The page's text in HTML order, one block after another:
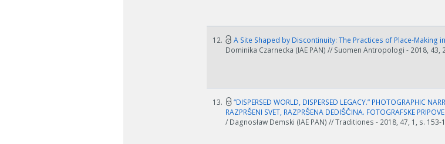
W zależności od ilości danych do przetworzenia
Jeśli generowanie trwa zbyt długo można ograniczyć
12. A Site Shaped by Discontinuity: The Practices of Place-Making
Dominika Czarnecka (IAE PAN) // Suomen Antropologi - 2018, 43,
13.
“DISPERSED WORLD, DISPERSED LEGACY.” PHOTOGRAPHIC
RAZPRŠENI SVET, RAZPRŠENA DEDIŠČINA. FOTOGRAFSKE
/ Dagnosław Demski (IAE PAN) // Traditiones - 2018, 47, 1, s. 153-